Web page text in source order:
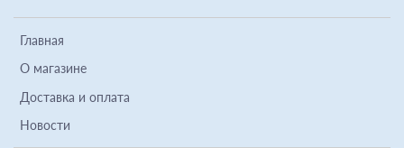
Главная
О магазине
Доставка и оплата
Новости